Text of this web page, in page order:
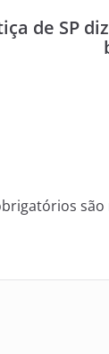
de SP